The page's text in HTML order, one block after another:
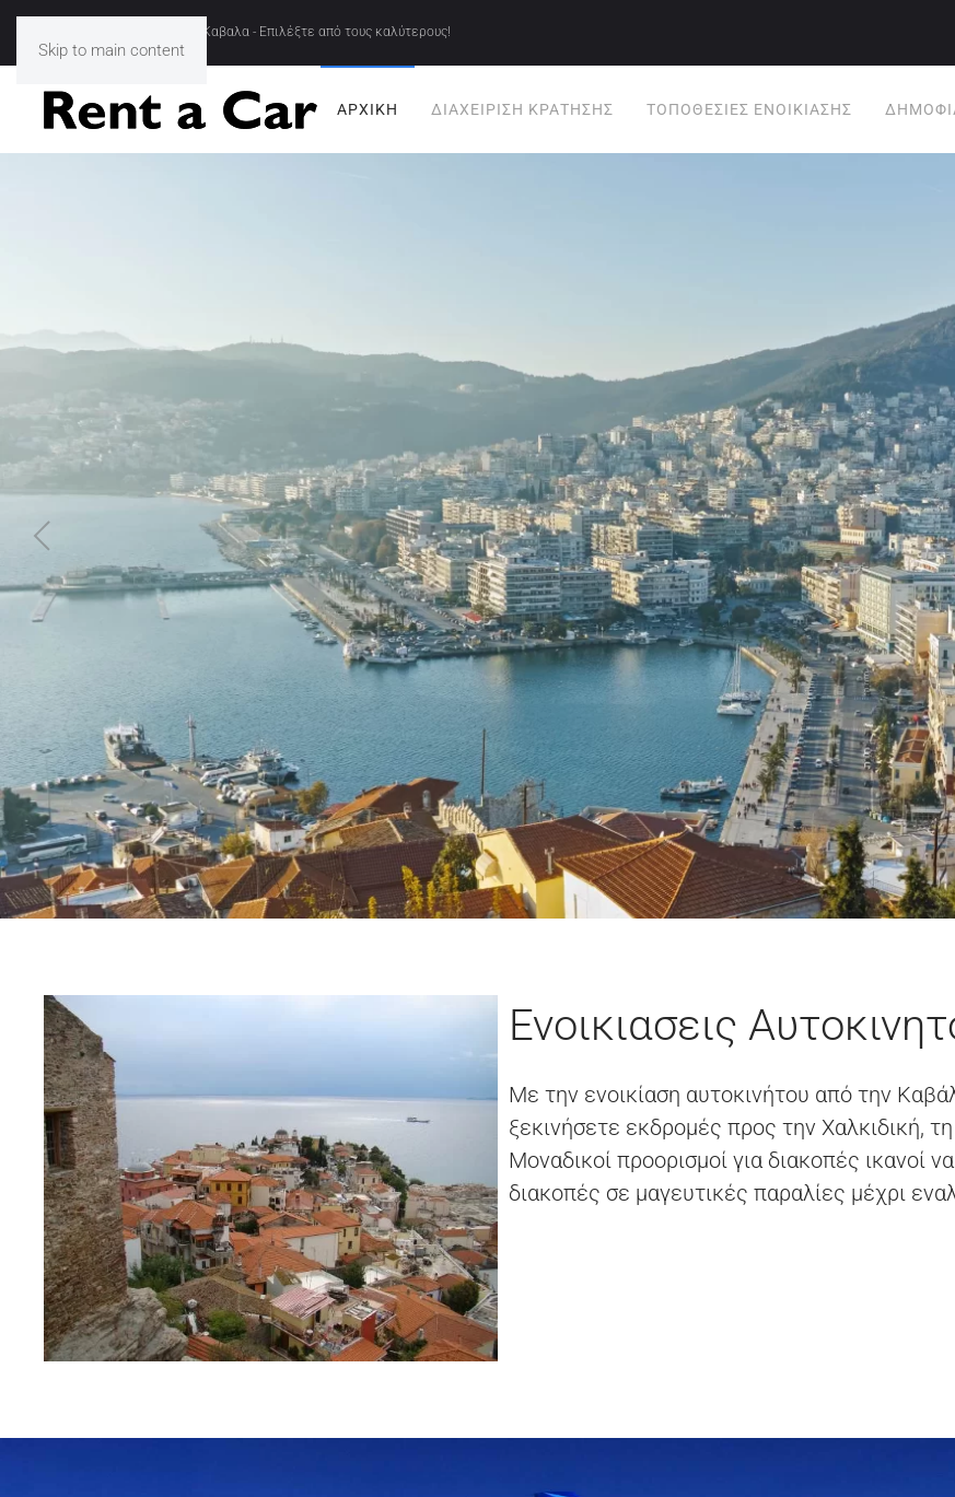
Skip to main content
Ενοικιασεις Αυτοκινητων Καβαλα - Επιλέξτε από τους καλύτερους!
ΑΡΧΙΚΉ ΔΙΑΧΕΊΡΙΣΗ ΚΡΆΤΗΣΗΣ ΤΟΠΟΘΕΣΊΕΣ ΕΝΟΙΚΊΑΣΗΣ
Ενοικιασεις
Με την ενοικίαση αυτοκινήτου από την
ξεκινήσετε εκδρομές προς την Χαλκιδική,
Μοναδικοί προορισμοί για διακοπές
διακοπές σε μαγευτικές παραλίες μέχρι